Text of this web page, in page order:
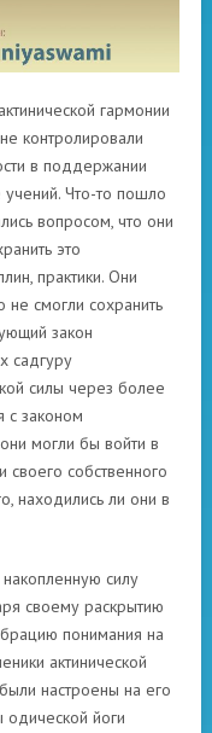
гармонии
контролировали
в поддержании
учений. Что-то пошло
вопросом, что они
это
практики. Они
смогли сохранить
закон
садгуру
силы через более
с законом
могли бы войти в
собственного
находились ли они в
силу
своему раскрытию
понимания на
актинической
настроены на его
одической йоги